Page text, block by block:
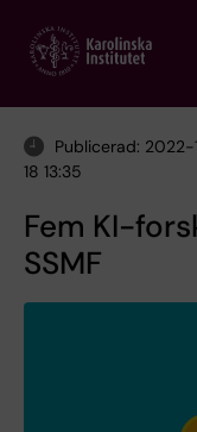
main
Publicerad:
18 13:35
Fem KI-
SSMF